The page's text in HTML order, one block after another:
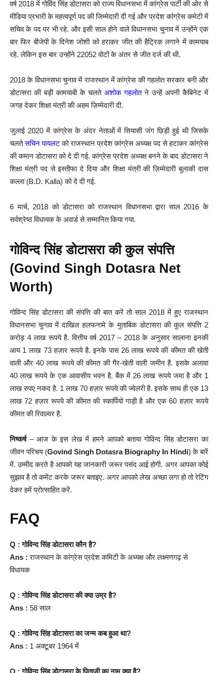
वर्ष 2018 में गोविंद सिंह डोटासरा को राज्य विधानसभा में कांग्रेस पार्टी की ओर से
मीडिया प्रभारी के महत्वपूर्ण पद की जिम्मेदारी दी गई और प्रदेश कांग्रेस कमेटी में
सचिव के पद पर भी रहे. और इसी साल होने वाले विधानसभा चुनाव में उन्होंने एक
बार फिर बीजेपी के दिनेश जोशी को हराकर जीत की हैट्रिक लगाने में कामयाब
रहे. लेकिन इस बार उन्होंने 22052 वोटों के अंतर से जीत दर्ज की थी.
2018 के विधानसभा चुनाव में राजस्थान में कांग्रेस की गहलोत सरकार बनी और
डोटासरा की बड़ी कामयाबी के चलते अशोक गहलोतने उन्हें अपनी कैबिनेट में
जगह देकर शिक्षा मंत्री की अहम ज़िम्मेदारी दी.
जुलाई 2020 में कांग्रेस के अंदर नेताओं में सियासी जंग छिड़ी हुई थी जिसके
चलतेसचिन पायलट को राजस्थान प्रदेश कांग्रेस अध्यक्ष पद से हटाकर कांग्रेस
की कमान डोटासरा को दे दी गई. कांग्रेस प्रदेश अध्यक्ष बनने के बाद डोटासरा ने
शिक्षा मंत्री पद से इस्तीफा दे दिया और शिक्षा मंत्री की ज़िम्मेदारी बुलाकी दास
कल्ला (B.D. Kalla) को दे दी गई.
6 मार्च, 2018 को डोटासरा को राजस्थान विधानसभा द्वारा साल 2016 के
सर्वश्रेष्ठ विधायक के अवार्ड से सम्मानित किया गया.
गोविन्द सिंह डोटासरा की कुल संपत्ति
(Govind Singh Dotasra Net
Worth)
गोविन्द सिंह डोटासरा की संपत्ति की बात करें तो साल 2018 में हुए राजस्थान
विधानसभा चुनाव में दाखिल हलफनामे के मुताबिक डोटासरा की कुल संपत्ति 2
करोड़ 4 लाख रूपये है. वित्तीय वर्ष 2017 – 2018 के अनुसार सालाना इनकी
आय 1 लाख 73 हज़ार रूपये है. इनके पास 26 लाख रूपये की कीमत की खेती
वाली और 40 लाख रूपये की कीमत की गैर-खेती वाली जमीन है. इसके अलावा
40 लाख रूपये के एक आवासीय भवन है. बैंक में 26 लाख रूपये जमा है और 1
लाख रुपए नकद है. 1 लाख 70 हज़ार रूपये की ज्वेलरी है. इसके साथ ही एक 13
लाख 72 हज़ार रूपये की कीमत की स्कार्पियो गाड़ी है और एक 60 हज़ार रूपये
कीमत की रिवाल्वर है.
निष्कर्ष– आज के इस लेख में हमने आपको बताया गोविन्द सिंह डोटासरा का
जीवन परिचय (Govind Singh Dotasra Biography In Hindi) के बारें
में. उम्मीद करते है आपको यह जानकारी जरूर पसंद आई होगी. अगर आपका कोई
सुझाव है तो कमेंट करके जरूर बताइए. अगर आपको लेख अच्छा लगा हो तो रेटिंग
देकर हमें प्रोत्साहित करें.
FAQ
Q : गोविन्द सिंह डोटासरा कौन है?
Ans : राजस्थान के कांग्रेस प्रदेश कमिटी के अध्यक्ष और लक्ष्मणगढ़ से
विधायक
Q : गोविन्द सिंह डोटासरा की क्या उम्र है?
Ans : 58 साल
Q : गोविन्द सिंह डोटासरा का जन्म कब हुआ था?
Ans : 1 अक्टूबर 1964 में
Q : गोविन्द सिंह डोटासरा के पिताजी का नाम क्या है?